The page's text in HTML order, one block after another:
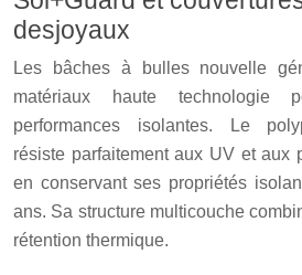
desjoyaux
Les bâches à bulles nouvelle
matériaux haute technologie
performances isolantes. Le
résiste parfaitement aux UV et aux
en conservant ses propriétés
ans. Sa structure multicouche
rétention thermique.